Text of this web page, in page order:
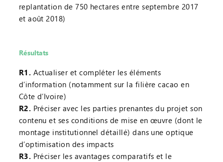
replantation de 750 hectares entre septembre 2017
et août 2018)
Résultats
R1. Actualiser et compléter les éléments
d’information (notamment sur la filière cacao en
Côte d’Ivoire)
R2. Préciser avec les parties prenantes du projet son
contenu et ses conditions de mise en œuvre (dont le
montage institutionnel détaillé) dans une optique
d’optimisation des impacts
R3. Préciser les avantages comparatifs et le